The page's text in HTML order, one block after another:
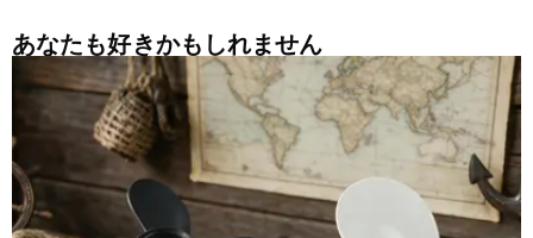
あなたも好きかもしれません